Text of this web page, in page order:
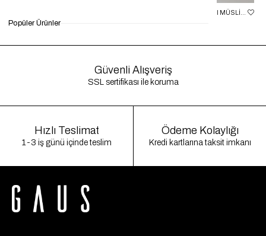
₺249,90
₺999,90
Güvenli Alışveriş
SSL sertifikası ile koruma
Hızlı Teslimat
1-3 iş günü içinde teslim
Ödeme Kolaylığı
Kredi kartlarına taksit imkanı
Popüler Ürünler